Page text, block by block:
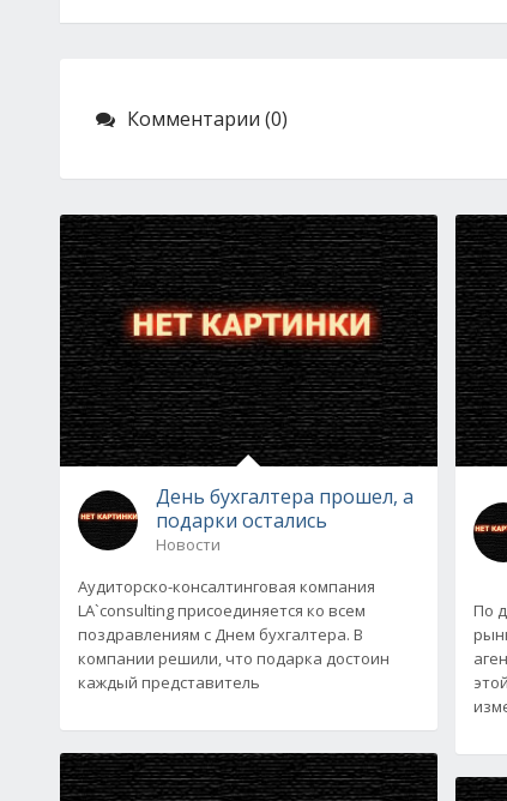
Комментарии (0)
День бухгалтера прошел, а
подарки остались
Новости
Аудиторско-консалтинговая компания
LA`consulting присоединяется ко всем
поздравлениям с Днем бухгалтера. В
компании решили, что подарка достоин
каждый представитель
По